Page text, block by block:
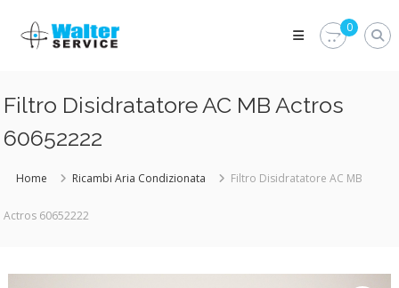
content
Walter
Service
parti
del
veicolo?
Walter
0
Filtro Disidratatore AC MB Actros
60652222
Home Ricambi Aria Condizionata Filtro Disidratatore AC MB
Actros 60652222